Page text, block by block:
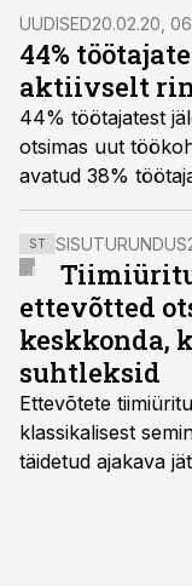
tähendas
laekunud
kandidaatidega
pinnalt töötaja
töötajaskond on
kasvanud,
UUDISED20.02.20,
44%
aktiivselt
44% töötajatest
otsimas uut
avatud 38%
Palgainfo
osales üle 10 000
viiendik (18%)
ega ole ka
ST SISUTURUNDUS
ettevõtted
keskkonda,
suhtleksid
Ettevõtete
klassikalisest
täidetud ajakava